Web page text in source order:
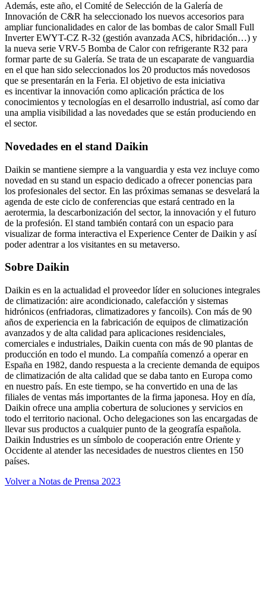
Además, este año, el Comité de Selección de la Galería de
Innovación de C&R ha seleccionado los nuevos accesorios para
ampliar funcionalidades en calor de las bombas de calor Small Full
Inverter EWYT-CZ R-32 (gestión avanzada ACS, hibridación…) y
la nueva serie VRV-5 Bomba de Calor con refrigerante R32 para
formar parte de su Galería. Se trata de un escaparate de vanguardia
en el que han sido seleccionados los 20 productos más novedosos
que se presentarán en la Feria. El objetivo de esta iniciativa
es incentivar la innovación como aplicación práctica de los
conocimientos y tecnologías en el desarrollo industrial, así como dar
una amplia visibilidad a las novedades que se están produciendo en
el sector.
Novedades en el stand Daikin
Daikin se mantiene siempre a la vanguardia y esta vez incluye como
novedad en su stand un espacio dedicado a ofrecer ponencias para
los profesionales del sector. En las próximas semanas se desvelará la
agenda de este ciclo de conferencias que estará centrado en la
aerotermia, la descarbonización del sector, la innovación y el futuro
de la profesión. El stand también contará con un espacio para
visualizar de forma interactiva el Experience Center de Daikin y así
poder adentrar a los visitantes en su metaverso.
Sobre Daikin
Daikin es en la actualidad el proveedor líder en soluciones integrales
de climatización: aire acondicionado, calefacción y sistemas
hidrónicos (enfriadoras, climatizadores y fancoils). Con más de 90
años de experiencia en la fabricación de equipos de climatización
avanzados y de alta calidad para aplicaciones residenciales,
comerciales e industriales, Daikin cuenta con más de 90 plantas de
producción en todo el mundo. La compañía comenzó a operar en
España en 1982, dando respuesta a la creciente demanda de equipos
de climatización de alta calidad que se daba tanto en Europa como
en nuestro país. En este tiempo, se ha convertido en una de las
filiales de ventas más importantes de la firma japonesa. Hoy en día,
Daikin ofrece una amplia cobertura de soluciones y servicios en
todo el territorio nacional. Ocho delegaciones son las encargadas de
llevar sus productos a cualquier punto de la geografía española.
Daikin Industries es un símbolo de cooperación entre Oriente y
Occidente al atender las necesidades de nuestros clientes en 150
países.
Volver a Notas de Prensa 2023